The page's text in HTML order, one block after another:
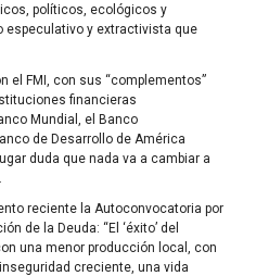
políticos, ecológicos y
especulativo y extractivista que
el FMI, con sus “complementos”
financieras
Mundial, el Banco
de Desarrollo de América
duda que nada va a cambiar a
reciente la Autoconvocatoria por
de la Deuda: “El ‘éxito’ del
una menor producción local, con
creciente, una vida